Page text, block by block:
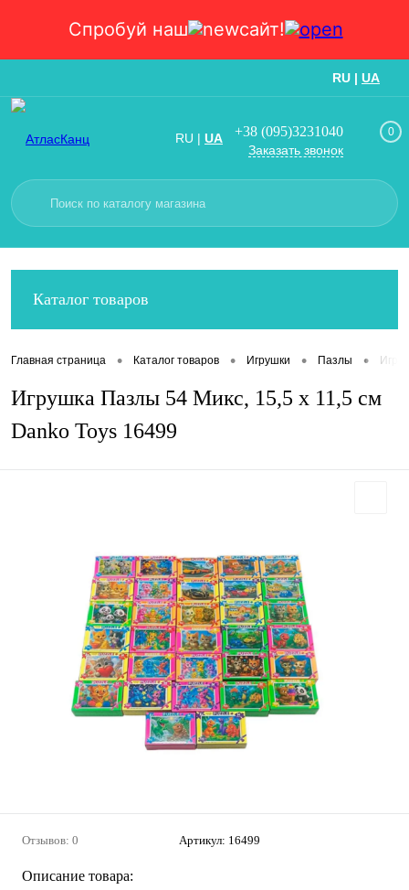
Спробуй наш сайт!
RU | UA
RU | UA +38 (095)3231040
Заказать звонок
0
Каталог товаров
Главная страница • Каталог товаров • Игрушки • Пазлы •
Игрушка Пазлы 54 Микс, 15,5 х 11,5 см
Danko Toys 16499
Отзывов: 0 Артикул: 16499
Описание товара: